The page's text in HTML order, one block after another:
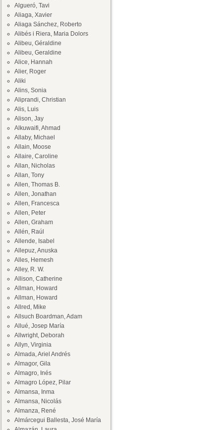
Algueró, Tavi
Aliaga, Xavier
Aliaga Sánchez, Roberto
Alibés i Riera, Maria Dolors
Alibeu, Géraldine
Alibeu, Geraldine
Alice, Hannah
Alier, Roger
Aliki
Alins, Sonia
Aliprandi, Christian
Alis, Luis
Alison, Jay
Alkuwaifi, Ahmad
Allaby, Michael
Allain, Moose
Allaire, Caroline
Allan, Nicholas
Allan, Tony
Allen, Thomas B.
Allen, Jonathan
Allen, Francesca
Allen, Peter
Allen, Graham
Allén, Raúl
Allende, Isabel
Allepuz, Anuska
Alles, Hemesh
Alley, R. W.
Allison, Catherine
Allman, Howard
Allman, Howard
Allred, Mike
Allsuch Boardman, Adam
Allué, Josep María
Allwright, Deborah
Allyn, Virginia
Almada, Ariel Andrés
Almagor, Gila
Almagro, Inés
Almagro López, Pilar
Almansa, Inma
Almansa, Nicolás
Almanza, René
Almárcegui Ballesta, José María